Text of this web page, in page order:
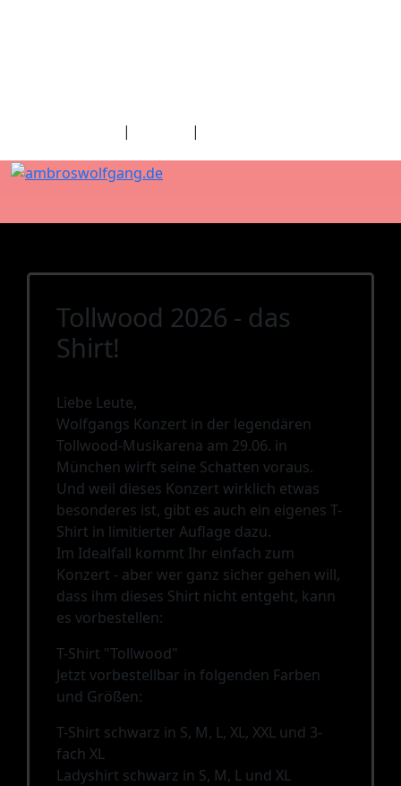
| |
Tollwood 2026 - das
Shirt!
Liebe Leute,
Wolfgangs Konzert in der legendären
Tollwood-Musikarena am 29.06. in
München wirft seine Schatten voraus.
Und weil dieses Konzert wirklich etwas
besonderes ist, gibt es auch ein eigenes T-
Shirt in limitierter Auflage dazu.
Im Idealfall kommt Ihr einfach zum
Konzert - aber wer ganz sicher gehen will,
dass ihm dieses Shirt nicht entgeht, kann
es vorbestellen:
T-Shirt "Tollwood"
Jetzt vorbestellbar in folgenden Farben
und Größen:
T-Shirt schwarz in S, M, L, XL, XXL und 3-
fach XL
Ladyshirt schwarz in S, M, L und XL